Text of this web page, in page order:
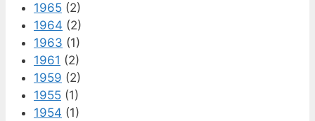
1965 (2)
1964 (2)
1963 (1)
1961 (2)
1959 (2)
1955 (1)
1954 (1)